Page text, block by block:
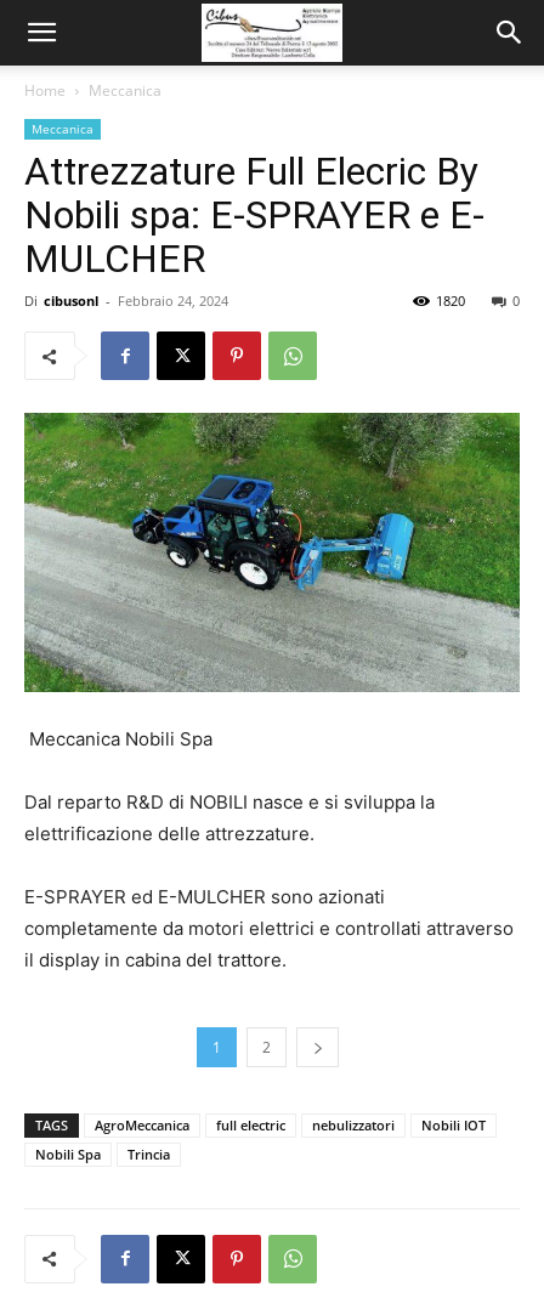
Home Meccanica
Meccanica
Attrezzature Full Elecric By
Nobili spa: E-SPRAYER e E-
MULCHER
Di cibusonl - Febbraio 24, 2024 0
1820
Meccanica Nobili Spa
Dal reparto R&D di NOBILI nasce e si sviluppa la
elettrificazione delle attrezzature.
E-SPRAYER ed E-MULCHER sono azionati
completamente da motori elettrici e controllati attraverso
il display in cabina del trattore.
1 2
TAGS AgroMeccanica full electric nebulizzatori
Nobili IOT
Nobili Spa
Trincia